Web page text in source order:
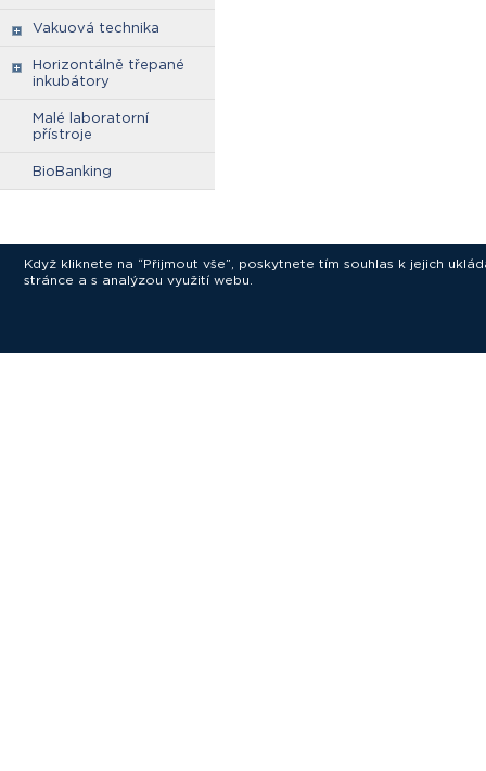
Vakuová technika
Horizontálně třepané
inkubátory
Malé laboratorní
přístroje
BioBanking
Když kliknete na “Přijmout vše”, poskytnete tím souhlas k jejich
stránce a s analýzou využití webu.